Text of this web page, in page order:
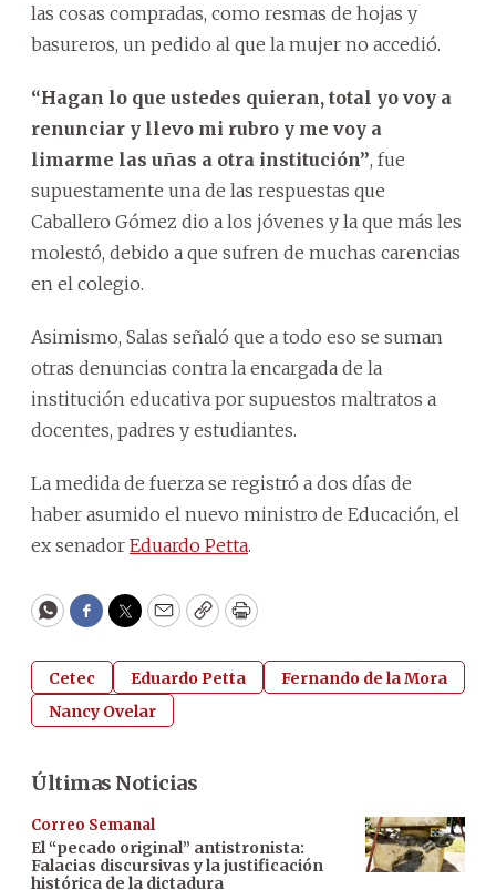
las cosas compradas, como resmas de hojas y
basureros, un pedido al que la mujer no accedió.
“Hagan lo que ustedes quieran, total yo voy a
renunciar y llevo mi rubro y me voy a
limarme las uñas a otra institución”, fue
supuestamente una de las respuestas que
Caballero Gómez dio a los jóvenes y la que más les
molestó, debido a que sufren de muchas carencias
en el colegio.
Asimismo, Salas señaló que a todo eso se suman
otras denuncias contra la encargada de la
institución educativa por supuestos maltratos a
docentes, padres y estudiantes.
La medida de fuerza se registró a dos días de
haber asumido el nuevo ministro de Educación, el
ex senador Eduardo Petta.
WhatsApp
Facebook
Twitter
EmailCopyPrint
Cetec Eduardo Petta
Fernando de la Mora
Nancy Ovelar
Últimas Noticias
Correo Semanal
El “pecado original” antistronista:
Falacias discursivas y la justificación
histórica de la dictadura